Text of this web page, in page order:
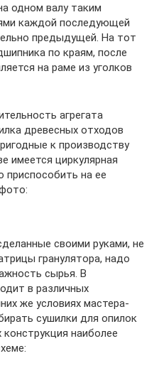
одном валу таким
каждой последующей
предыдущей. На тот
по краям, после
на раме из уголков
агрегата
древесных отходов
к производству
имеется циркулярная
приспособить на ее
своими руками, не
гранулятора, надо
сырья. В
в различных
же условиях мастера-
сушилки для опилок
конструкция наиболее